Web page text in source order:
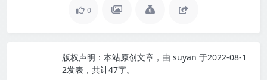
0
版权声明： 本站原创文章，由 suyan 于2022-08-1
2发表，共计47字。